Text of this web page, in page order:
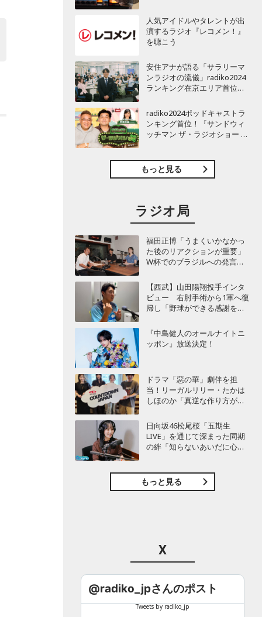
人気アイドルやタレントが出
演するラジオ『レコメン！』
を聴こう
安住アナが語る「サラリーマ
ンラジオの流儀」radiko2024
ランキング在京エリア首位
曜天国』インタビュー
radiko2024ポッドキャストラ
ンキング首位！『サンドウィ
ッチマン ザ・ラジオショー サ
もっと見る
ラジオ局
福田正博「うまくいかなかっ
た後のリアクションが重要」
W杯でのブラジルへの発言が
期待することは？
【西武】山田陽翔投手インタ
ビュー 右肘手術から1軍へ復
帰し「野球ができる感謝を再
『中島健人のオールナイトニ
ッポン』放送決定！
ドラマ「惡の華」劇伴を担
当！リーガルリリー・たかは
しほのか「真逆な作り方が面
ー」制作秘話も
日向坂46松尾桜「五期生
LIVE」を通じて深まった同期
の絆「知らないあいだに心の
もっと見る
X
@radiko_jpさんのポスト
Tweets by radiko_jp